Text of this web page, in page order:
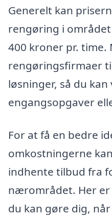
Generelt kan
rengøring i
400 kroner pr. time.
rengøringsfirmaer
løsninger, så du
engangsopgaver
For at få en bedre
omkostningerne
indhente tilbud fra
nærområdet. Her er
du kan gøre dig,